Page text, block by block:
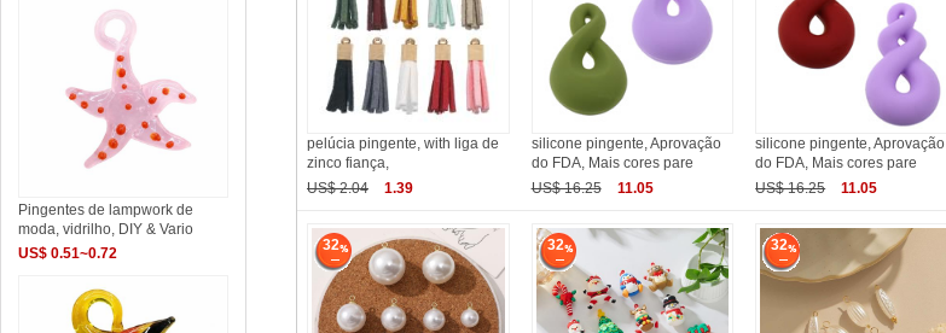
pelúcia pingente, with liga de
zinco fiança,
US$ 2.04
1.39
silicone pingente, Aprovação
do FDA, Mais cores pare
US$ 16.25
11.05
silicone pingente, Aprovação
do FDA, Mais cores pare
US$ 16.25
11.05
32 32 32
Pingentes de lampwork de
moda, vidrilho, DIY & Vario
US$ 0.51~0.72